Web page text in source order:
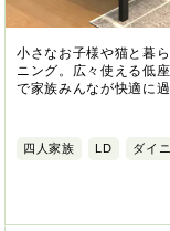
小さなお子様や猫と暮
ニング。広々使える低
で家族みんなが快適に
四人家族 LD ダイ